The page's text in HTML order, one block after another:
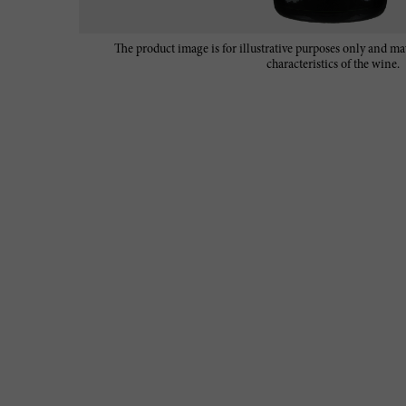
The product image is for illustrative purposes only and
characteristics of the wine.